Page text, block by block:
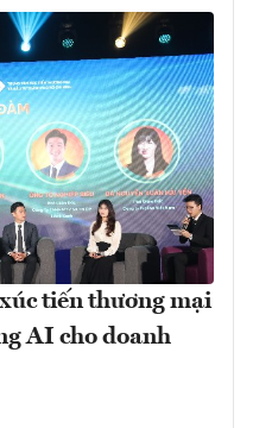
tiến thương mại
AI cho doanh